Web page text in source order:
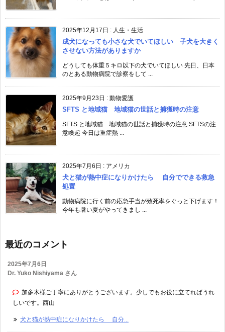
2025年12月17日 : 人生・生活
成犬になっても小さな犬でいてほしい 子犬を大きく
させない方法がありますか
どうしても体重５キロ以下の犬でいてほしい 先日、日本
のとある動物病院で診察をして ...
2025年9月23日 : 動物愛護
SFTS と地域猫 地域猫の世話と捕獲時の注意
SFTS と地域猫 地域猫の世話と捕獲時の注意 SFTSの注
意喚起 今日は重症熱 ...
2025年7月6日 : アメリカ
犬と猫が熱中症になりかけたら 自分でできる救急
処置
動物病院に行く前の応急手当が致死率をぐっと下げます！
今年も暑い夏がやってきまし ...
最近のコメント
2025年7月6日
Dr. Yuko Nishiyama さん
加多木様ご丁寧にありがとうございます。少しでもお役に立てればうれ
しいです。西山
犬と猫が熱中症になりかけたら 自分...